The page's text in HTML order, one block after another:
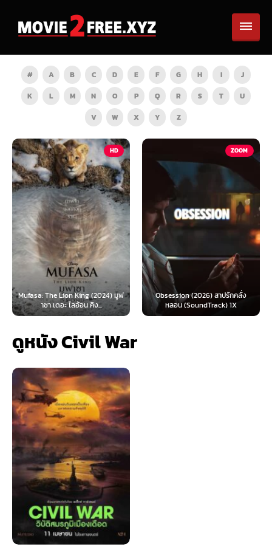
# A B C D E F G H I
J
K
L M N O P Q R S T
U
V
W X Y Z
HD
The Lion King (2024) มูฟ
าซา เดอะ ไลอ้อน คิง...
Obsession (2026) สาปรักคลั่ง
หลอน (SoundTrack) 1X
Survive
ดูหนัง Civil War